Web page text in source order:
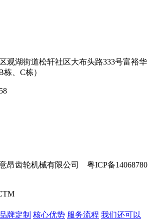
观湖街道松轩社区大布头路333号富裕华
、C栋）
昂齿轮机械有限公司 粤ICP备14068780
牌定制 核心优势 服务流程 我们还可以